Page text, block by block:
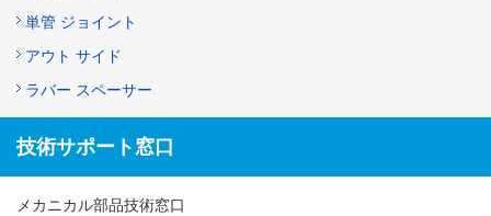
単管 ジョイント
アウト サイド
ラバー スペーサー
技術サポート窓口
メカニカル部品技術窓口